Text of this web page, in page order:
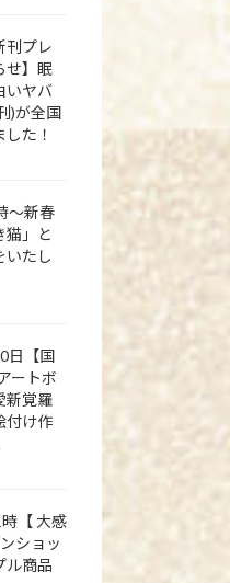
刊プレ
せ】眠
いヤバ
)が全国
た！
～新春
猫」と
いたし
日【国
ートボ
新覚羅
付け作
【 大感
ショッ
ル商品